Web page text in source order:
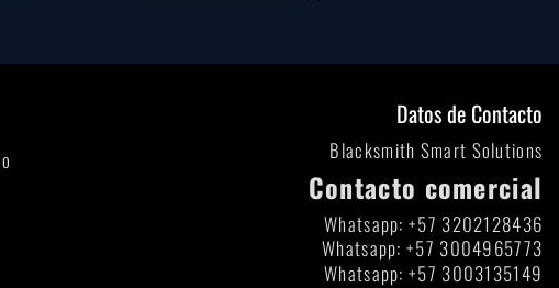
Datos de Contacto
Blacksmith Smart Solutions
Contacto comercial
Whatsapp: +57 3202128436
Whatsapp: +57 3004965773
Whatsapp: +57 3003135149